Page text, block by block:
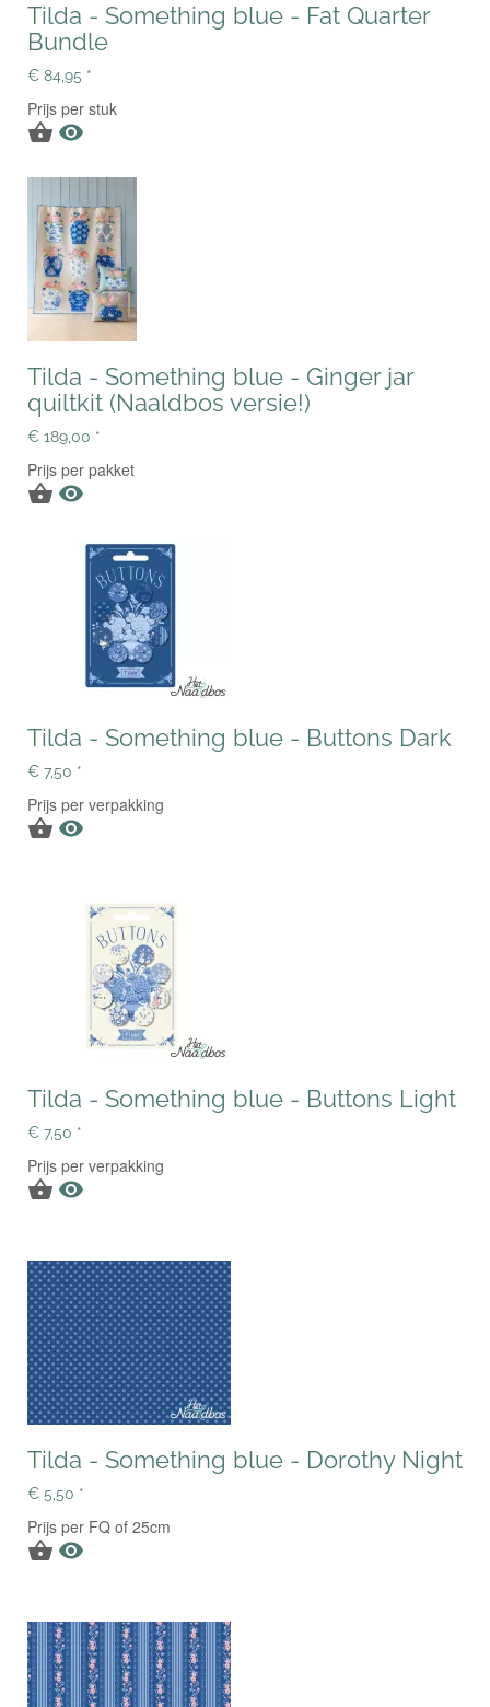
Tilda - Something blue - Fat Quarter
Bundle
€ 84,95 *
Prijs per stuk
 
Tilda - Something blue - Ginger jar
quiltkit (Naaldbos versie!)
€ 189,00 *
Prijs per pakket
 
Tilda - Something blue - Buttons Dark
€ 7,50 *
Prijs per verpakking
 
Tilda - Something blue - Buttons Light
€ 7,50 *
Prijs per verpakking
 
Tilda - Something blue - Dorothy Night
€ 5,50 *
Prijs per FQ of 25cm
 